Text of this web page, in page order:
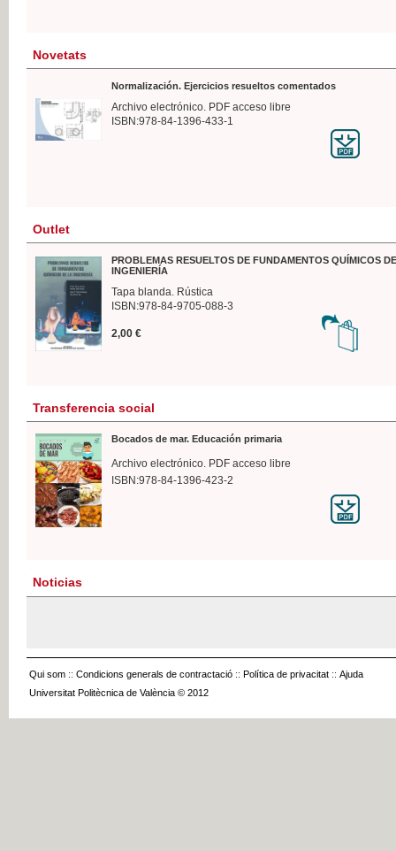
Novetats
Normalización. Ejercicios resueltos comentados
Archivo electrónico. PDF acceso libre
ISBN:978-84-1396-433-1
Outlet
PROBLEMAS RESUELTOS DE FUNDAMENTOS QUÍMICOS
INGENIERÍA
Tapa blanda. Rústica
ISBN:978-84-9705-088-3
2,00 €
Transferencia social
Bocados de mar. Educación primaria
Archivo electrónico. PDF acceso libre
ISBN:978-84-1396-423-2
Noticias
Qui som :: Condicions generals de contractació :: Política de privacitat :: Ajuda
Universitat Politècnica de València © 2012